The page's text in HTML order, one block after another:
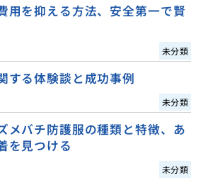
用を抑える方法、安全第一で賢
未分類
する体験談と成功事例
未分類
メバチ防護服の種類と特徴、あ
を見つける
未分類